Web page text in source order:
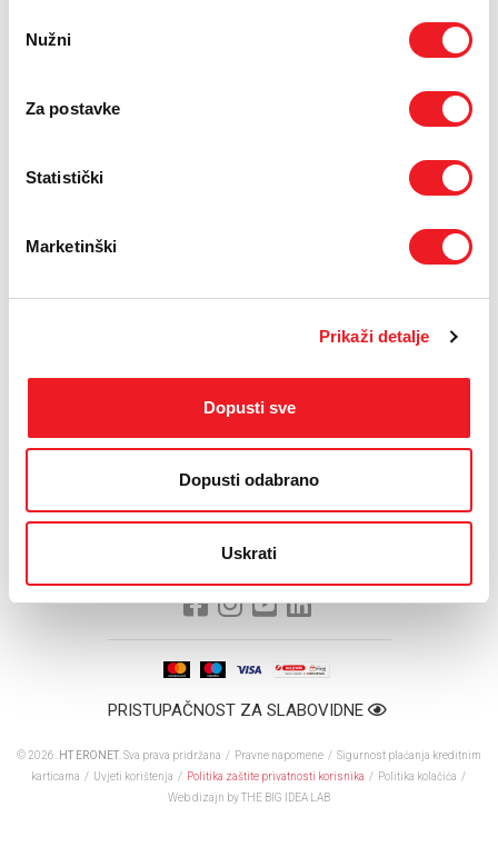
pristanka
Nužni
Za postavke
Statistički
Marketinški
Prikaži detalje
Dopusti sve
Dopusti odabrano
Uskrati
pristup internetu i upravljivu firewall zaštitu te pruža
direktnom vezom.
SAZNAJTE VIŠE
PRISTUPAČNOST ZA SLABOVIDNE
© 2026. HT ERONET . Sva prava pridržana / Pravne napomene / Sigurnost plaćanja kreditnim
karticama / Uvjeti korištenja / Politika zaštite privatnosti korisnika / Politika kolačića /
Web dizajn by THE BIG IDEA LAB